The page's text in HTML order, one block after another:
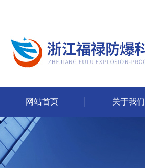
网站首页 关于我们